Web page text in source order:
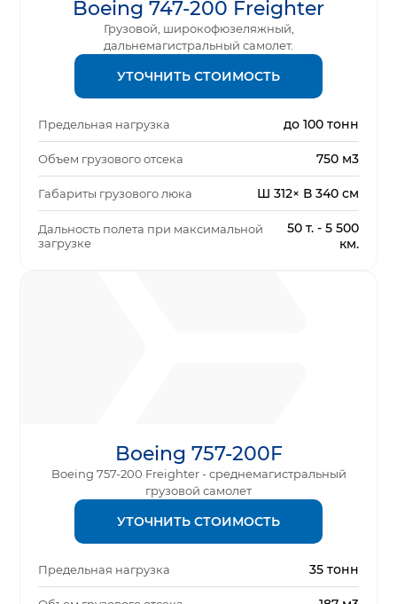
Boeing 747-200 Freighter
Грузовой, широкофюзеляжный,
дальнемагистральный самолет.
УТОЧНИТЬ СТОИМОСТЬ
Предельная нагрузка до 100 тонн
Объем грузового отсека 750 м3
Габариты грузового люка Ш 312× В 340 см
Дальность полета при максимальной
загрузке
50 т. - 5 500
км.
Boeing 757-200F
Boeing 757-200 Freighter - среднемагистральный
грузовой самолет
УТОЧНИТЬ СТОИМОСТЬ
Предельная нагрузка 35 тонн